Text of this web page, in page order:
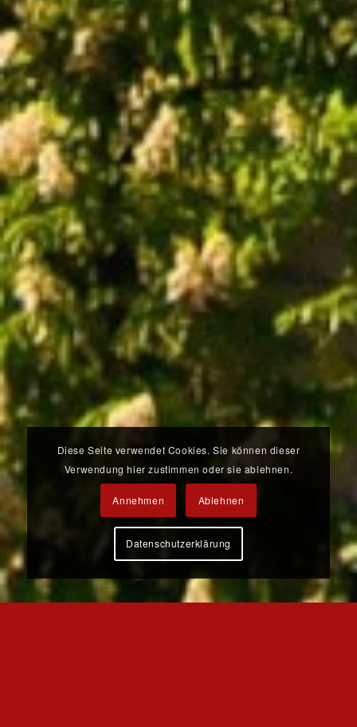
Diese Seite verwendet Cookies. Sie können dieser
Verwendung hier zustimmen oder sie ablehnen.
Annehmen Ablehnen
Datenschutzerklärung